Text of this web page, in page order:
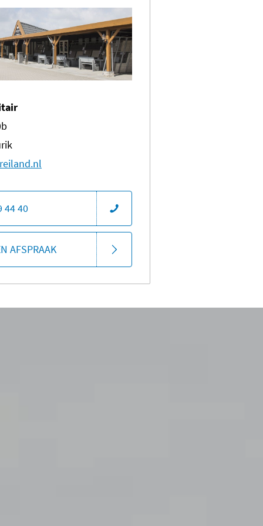
44 40
AFSPRAAK